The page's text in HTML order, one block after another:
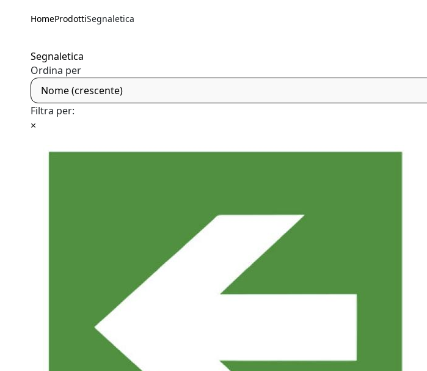
HomeProdottiSegnaletica
Segnaletica
Ordina per
Nome (crescente)
Filtra per:
×